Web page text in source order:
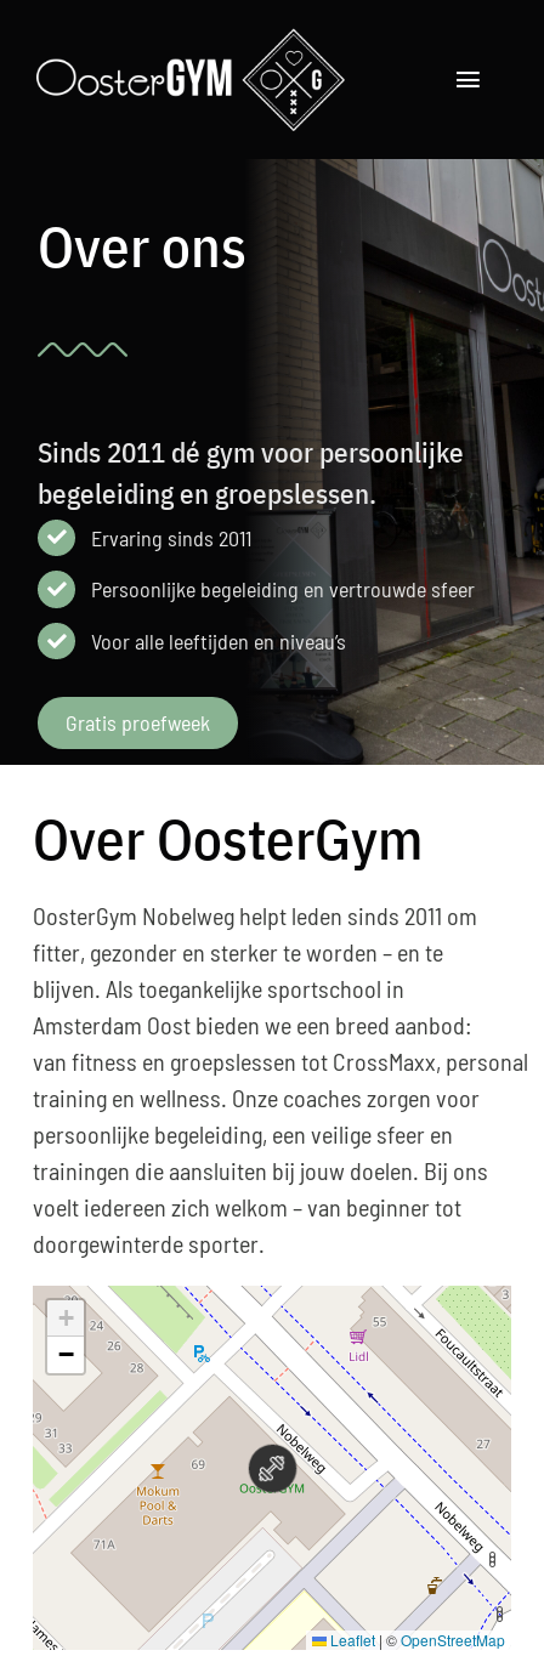
content
Toggle
Aanbod
Over ons
Nieuws
Lid worden
Search
Over ons
Sinds 2011 dé gym voor persoonlijke
begeleiding en groepslessen.
Ervaring sinds 2011
Persoonlijke begeleiding en vertrouwde sfeer
Voor alle leeftijden en niveau’s
Gratis proefweek
Over OosterGym
OosterGym Nobelweg helpt leden sinds 2011 om
fitter, gezonder en sterker te worden – en te
blijven. Als toegankelijke sportschool in
Amsterdam Oost bieden we een breed aanbod:
van fitness en groepslessen tot CrossMaxx, personal
training en wellness. Onze coaches zorgen voor
persoonlijke begeleiding, een veilige sfeer en
trainingen die aansluiten bij jouw doelen. Bij ons
voelt iedereen zich welkom – van beginner tot
doorgewinterde sporter.
+
−
Leaflet | ©OpenStreetMap